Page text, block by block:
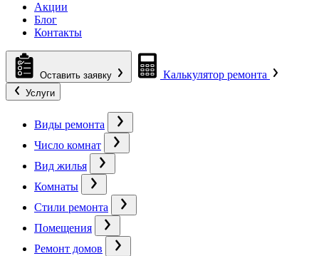
Акции
Блог
Контакты
Оставить заявку Калькулятор ремонта
Услуги
Виды ремонта
Число комнат
Вид жилья
Комнаты
Стили ремонта
Помещения
Ремонт домов